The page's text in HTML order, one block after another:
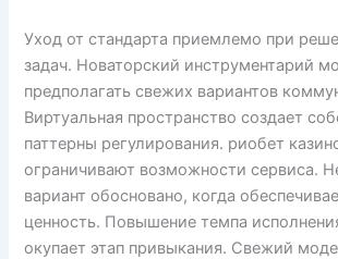
Уход от стандарта приемлемо при
задач. Новаторский инструментарий
предполагать свежих вариантов
Виртуальная пространство создает
паттерны регулирования. риобет
ограничивают возможности сервиса.
вариант обосновано, когда
ценность. Повышение темпа
окупает этап привыкания. Свежий